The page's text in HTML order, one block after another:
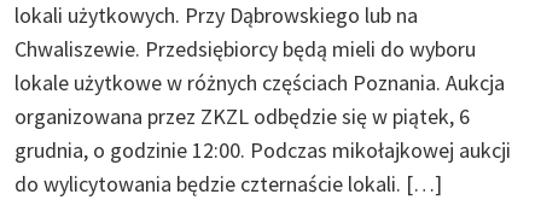
lokali użytkowych. Przy Dąbrowskiego lub na
Chwaliszewie. Przedsiębiorcy będą mieli do wyboru
lokale użytkowe w różnych częściach Poznania. Aukcja
organizowana przez ZKZL odbędzie się w piątek, 6
grudnia, o godzinie 12:00. Podczas mikołajkowej aukcji
do wylicytowania będzie czternaście lokali. […]